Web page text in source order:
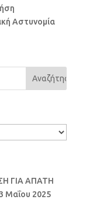
Αστυνομία
ΓΙΑ ΑΠΑΤΗ
Μαΐου 2025